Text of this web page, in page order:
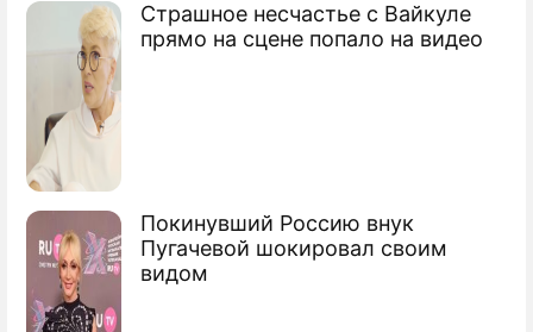
Страшное несчастье с Вайкуле
прямо на сцене попало на видео
Покинувший Россию внук
Пугачевой шокировал своим
видом